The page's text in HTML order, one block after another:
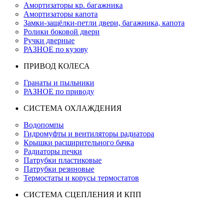
Амортизаторы кр. багажника
Амортизаторы капота
Замки-защёлки-петли двери, багажника, капота
Ролики боковой двери
Ручки дверные
РАЗНОЕ по кузову
ПРИВОД КОЛЕСА
Гранаты и пыльники
РАЗНОЕ по приводу
СИСТЕМА ОХЛАЖДЕНИЯ
Водопомпы
Гидромуфты и вентиляторы радиатора
Крышки расширительного бачка
Радиаторы печки
Патрубки пластиковые
Патрубки резиновые
Термостаты и корусы термостатов
СИСТЕМА СЦЕПЛЕНИЯ И КПП